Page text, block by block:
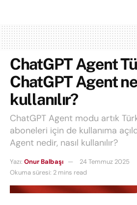
ChatGPT Agent
ChatGPT Agent
kullanılır?
ChatGPT Agent modu artık
aboneleri için de kullanıma
Agent nedir, nasıl kullanılır?
Yazı: Onur Balbaşı
24 Temmuz 2025
Okuma süresi: 2 mins read